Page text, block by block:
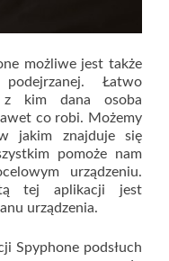
możliwe jest także
Łatwo
z kim dana osoba
co robi. Możemy
jakim znajduje się
pomoże nam
urządzeniu.
tej aplikacji jest
urządzenia.
Spyphone podsłuch